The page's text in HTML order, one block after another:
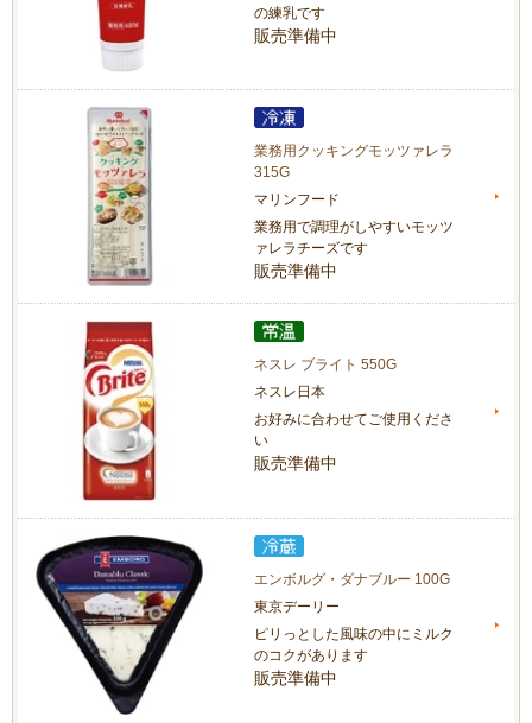
の練乳です
販売準備中
業務用クッキングモッツァレラ
315G
マリンフード
業務用で調理がしやすいモッツ
ァレラチーズです
販売準備中
ネスレ ブライト 550G
ネスレ日本
お好みに合わせてご使用くださ
い
販売準備中
エンボルグ・ダナブルー 100G
東京デーリー
ピリっとした風味の中にミルク
のコクがあります
販売準備中